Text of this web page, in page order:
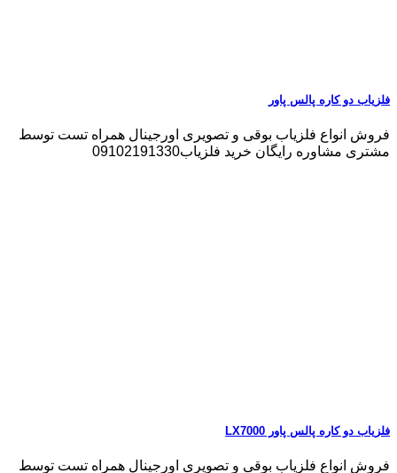
فلزیاب دو کاره پالس پاور
فروش انواع فلزیاب بوقی و تصویری اورجینال همراه تست توسط
مشتری مشاوره رایگان خرید فلزیاب09102191330
فلزیاب دو کاره پالس پاور LX7000
فروش انواع فلزیاب بوقی و تصویری اورجینال همراه تست توسط